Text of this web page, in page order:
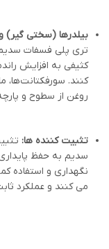
بیلدرها (سختی گیر) و
تری پلی فسفات
کثیفی به افزایش
کنند. سورفکتانت‌ها،
روغن از سطوح و
تثبیت کننده ها:
سدیم به حفظ
نگهداری و استفاده
می کنند و عملکرد